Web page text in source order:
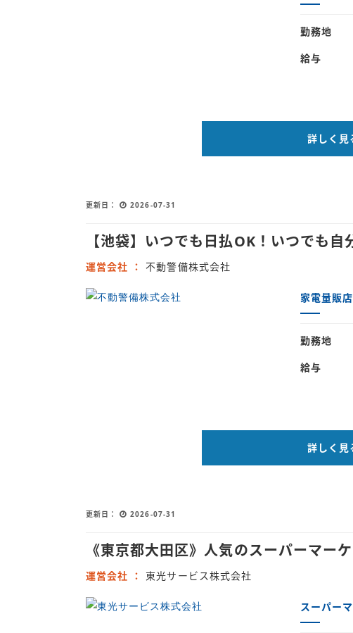
勤務地
給与
詳しく見
更新日 2026-07-31
【池袋】いつでも日払OK！いつでも
運営会社 不動警備株式会社
家電量販
勤務地
給与
詳しく見
更新日 2026-07-31
《東京都大田区》人気のスーパーマー
運営会社 東光サービス株式会社
スーパー